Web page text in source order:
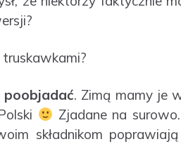
poobjadać. Zimą mamy je
Zjadane na
składnikom